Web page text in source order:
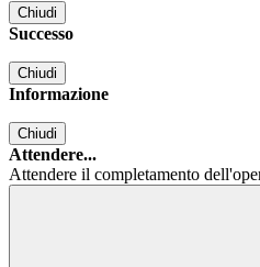
Chiudi
Successo
Chiudi
Informazione
Chiudi
Attendere...
Attendere il completamento